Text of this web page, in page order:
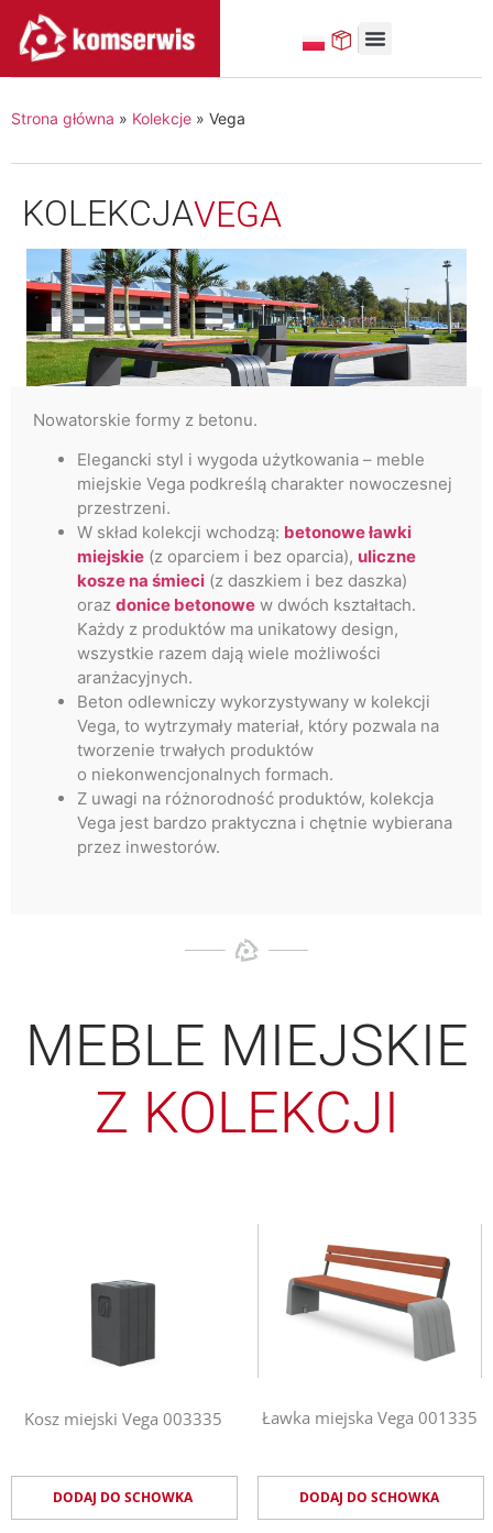
Strona główna » Kolekcje » Vega
KOLEKCJAVEGA
Nowatorskie formy z betonu.
Elegancki styl i wygoda użytkowania – meble
miejskie Vega podkreślą charakter nowoczesnej
przestrzeni.
W skład kolekcji wchodzą: betonowe ławki
miejskie (z oparciem i bez oparcia), uliczne
kosze na śmieci (z daszkiem i bez daszka)
oraz donice betonowe w dwóch kształtach.
Każdy z produktów ma unikatowy design,
wszystkie razem dają wiele możliwości
aranżacyjnych.
Beton odlewniczy wykorzystywany w kolekcji
Vega, to wytrzymały materiał, który pozwala na
tworzenie trwałych produktów
o niekonwencjonalnych formach.
Z uwagi na różnorodność produktów, kolekcja
Vega jest bardzo praktyczna i chętnie wybierana
przez inwestorów.
MEBLE MIEJSKIE
Z KOLEKCJI
Kosz miejski Vega 003335
DODAJ DO SCHOWKA
Ławka miejska Vega 001335
DODAJ DO SCHOWKA